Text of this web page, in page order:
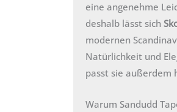
eine angenehme
deshalb lässt sich
modernen
Natürlichkeit und
passt sie außerdem
Warum Sandudd